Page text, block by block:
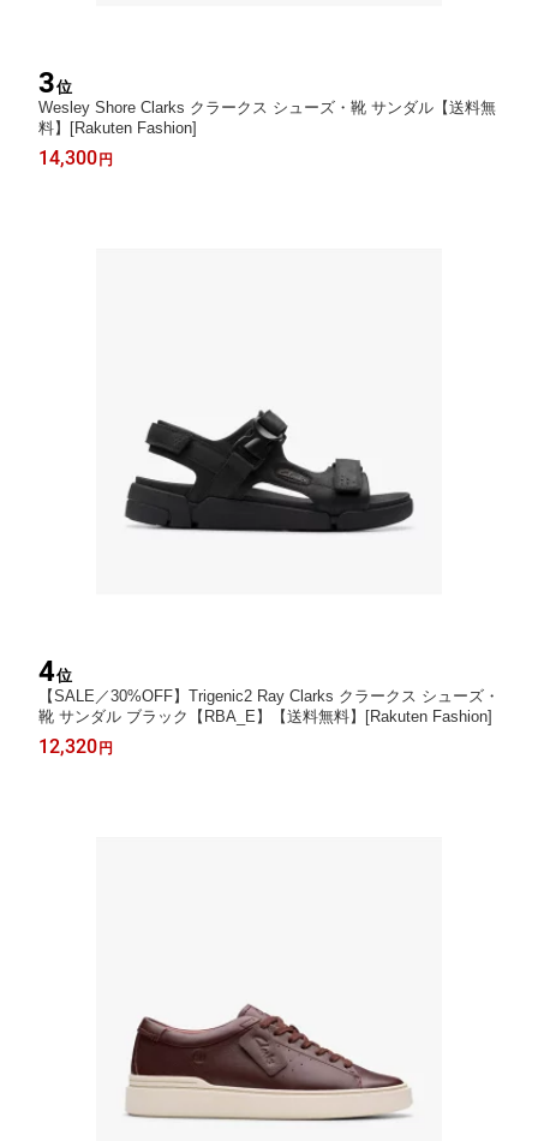
3位
Wesley Shore Clarks クラークス シューズ・靴 サンダル【送料無
料】[Rakuten Fashion]
14,300 円
4位
【SALE／30%OFF】Trigenic2 Ray Clarks クラークス シューズ・
靴 サンダル ブラック【RBA_E】【送料無料】[Rakuten Fashion]
12,320 円